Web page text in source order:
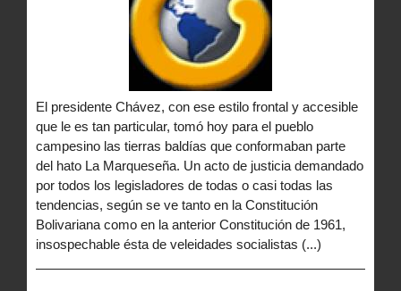
El presidente Chávez, con ese estilo frontal y accesible
que le es tan particular, tomó hoy para el pueblo
campesino las tierras baldías que conformaban parte
del hato La Marqueseña. Un acto de justicia demandado
por todos los legisladores de todas o casi todas las
tendencias, según se ve tanto en la Constitución
Bolivariana como en la anterior Constitución de 1961,
insospechable ésta de veleidades socialistas (...)